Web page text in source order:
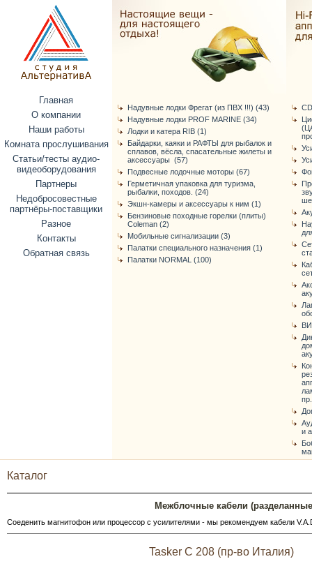
Главная
О компании
Наши работы
Комната прослушивания
Статьи/тесты аудио-
видеоборудования
Партнеры
Недобросовестные
партнёры-поставщики
Разное
Контакты
Обратная связь
Надувные лодки Фрегат (из ПВХ !!!) (43)
Надувные лодки PROF MARINE (34)
Лодки и катера RIB (1)
Байдарки, каяки и РАФТЫ для рыбалок и
сплавов, вёсла, спасательные жилеты и
аксессуары (57)
Подвесные лодочные моторы (67)
Герметичная упаковка для туризма,
рыбалки, походов. (24)
Экшн-камеры и аксессуары к ним (1)
Бензиновые походные горелки (плиты)
Coleman (2)
Мобильные сигнализации (3)
Палатки специального назначения (1)
Палатки NORMAL (100)
и
Каталог
Межблочные кабели
Соеденить магнитофон или процессор с усилителями - мы рекомендуем кабели
Tasker С 208 (пр-во Италия)